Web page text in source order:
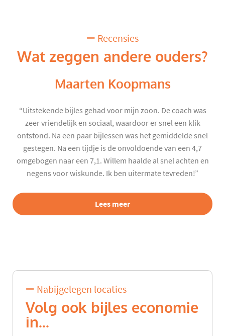
Recensies
Wat zeggen andere ouders?
Maarten Koopmans
“Uitstekende bijles gehad voor mijn zoon. De coach was
zeer vriendelijk en sociaal, waardoor er snel een klik
ontstond. Na een paar bijlessen was het gemiddelde snel
gestegen. Na een tijdje is de onvoldoende van een 4,7
omgebogen naar een 7,1. Willem haalde al snel achten en
negens voor wiskunde. Ik ben uitermate tevreden!”
Lees meer
Nabijgelegen locaties
Volg ook bijles economie
in...